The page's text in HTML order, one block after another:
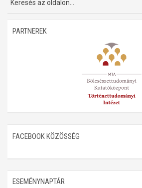
PARTNEREK
FACEBOOK KÖZÖSSÉG
ESEMÉNYNAPTÁR